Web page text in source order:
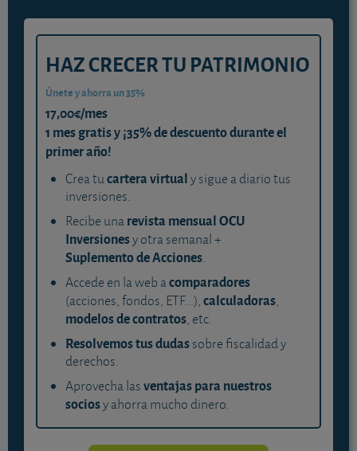
HAZ CRECER TU PATRIMONIO
Únete y ahorra un 35%
17,00€/mes
1 mes gratis y ¡35% de descuento durante el
primer año!
Crea tucartera virtualy sigue a diario tus
inversiones.
Recibe unarevista mensual OCU
Inversionesy otra semanal +
Suplemento de Acciones.
Accede en la web acomparadores
(acciones, fondos, ETF...),calculadoras,
modelos de contratos, etc.
Resolvemos tus dudassobre fiscalidad y
derechos.
Aprovecha lasventajas para nuestros
sociosy ahorra mucho dinero.